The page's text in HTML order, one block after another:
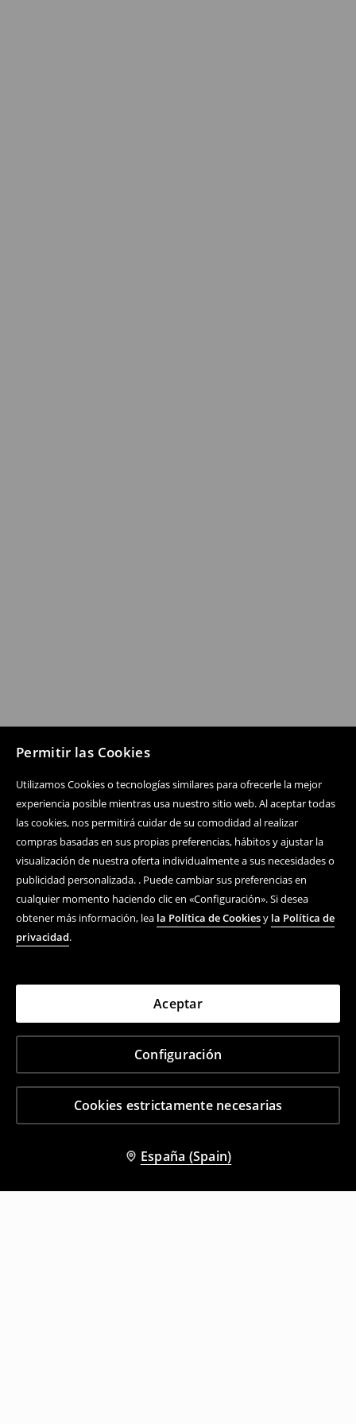
Permitir las Cookies
Utilizamos Cookies o tecnologías similares para ofrecerle la mejor
experiencia posible mientras usa nuestro sitio web. Al aceptar todas
las cookies, nos permitirá cuidar de su comodidad al realizar
compras basadas en sus propias preferencias, hábitos y ajustar la
visualización de nuestra oferta individualmente a sus necesidades o
publicidad personalizada. . Puede cambiar sus preferencias en
cualquier momento haciendo clic en «Configuración». Si desea
obtener más información, lea la Política de Cookiesy la Política de
privacidad.
Cookies estrictamente necesarias
Configuración
Aceptar
España (Spain)